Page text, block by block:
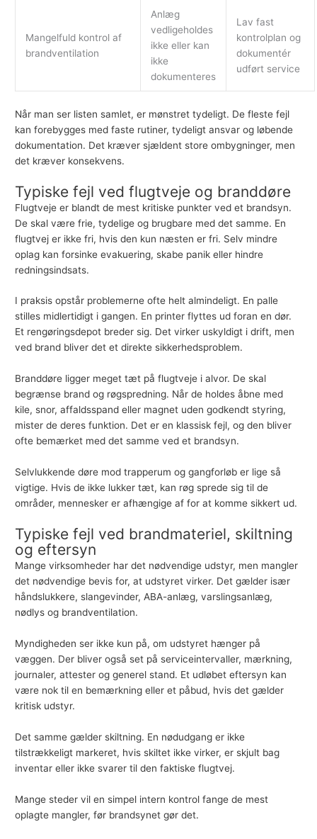
Mangelfuld kontrol af
brandventilation
Anlæg
vedligeholdes
ikke eller kan
ikke
dokumenteres
Lav fast
kontrolplan og
dokumentér
udført service
Når man ser listen samlet, er mønstret tydeligt. De fleste fejl
kan forebygges med faste rutiner, tydeligt ansvar og løbende
dokumentation. Det kræver sjældent store ombygninger, men
det kræver konsekvens.
Typiske fejl ved flugtveje og branddøre
Flugtveje er blandt de mest kritiske punkter ved et brandsyn.
De skal være frie, tydelige og brugbare med det samme. En
flugtvej er ikke fri, hvis den kun næsten er fri. Selv mindre
oplag kan forsinke evakuering, skabe panik eller hindre
redningsindsats.
I praksis opstår problemerne ofte helt almindeligt. En palle
stilles midlertidigt i gangen. En printer flyttes ud foran en dør.
Et rengøringsdepot breder sig. Det virker uskyldigt i drift, men
ved brand bliver det et direkte sikkerhedsproblem.
Branddøre ligger meget tæt på flugtveje i alvor. De skal
begrænse brand og røgspredning. Når de holdes åbne med
kile, snor, affaldsspand eller magnet uden godkendt styring,
mister de deres funktion. Det er en klassisk fejl, og den bliver
ofte bemærket med det samme ved et brandsyn.
Selvlukkende døre mod trapperum og gangforløb er lige så
vigtige. Hvis de ikke lukker tæt, kan røg sprede sig til de
områder, mennesker er afhængige af for at komme sikkert ud.
Typiske fejl ved brandmateriel, skiltning
og eftersyn
Mange virksomheder har det nødvendige udstyr, men mangler
det nødvendige bevis for, at udstyret virker. Det gælder især
håndslukkere, slangevinder, ABA-anlæg,varslingsanlæg,
nødlys og brandventilation.
Myndigheden ser ikke kun på, om udstyret hænger på
væggen. Der bliver også set på serviceintervaller, mærkning,
journaler, attester og generel stand. Et udløbet eftersyn kan
være nok til en bemærkning eller et påbud, hvis det gælder
kritisk udstyr.
Det samme gælder skiltning. En nødudgang er ikke
tilstrækkeligt markeret, hvis skiltet ikke virker, er skjult bag
inventar eller ikke svarer til den faktiske flugtvej.
Mange steder vil en simpel intern kontrol fange de mest
oplagte mangler, før brandsynet gør det.